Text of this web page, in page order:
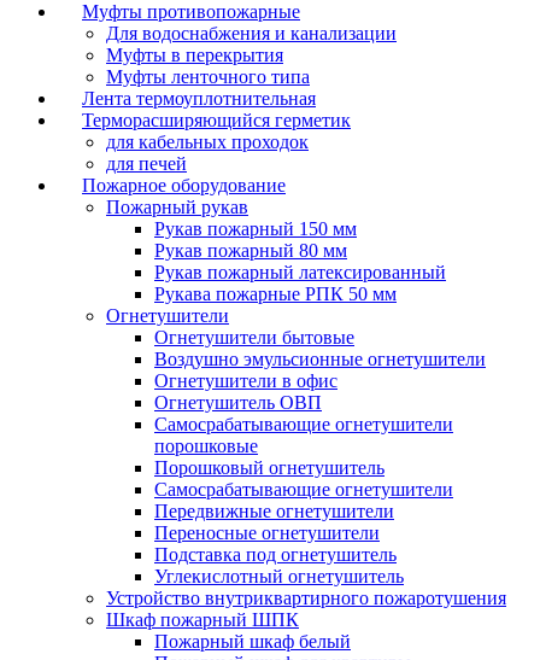
Муфты противопожарные
Для водоснабжения и канализации
Муфты в перекрытия
Муфты ленточного типа
Лента термоуплотнительная
Терморасширяющийся герметик
для кабельных проходок
для печей
Пожарное оборудование
Пожарный рукав
Рукав пожарный 150 мм
Рукав пожарный 80 мм
Рукав пожарный латексированный
Рукава пожарные РПК 50 мм
Огнетушители
Огнетушители бытовые
Воздушно эмульсионные огнетушители
Огнетушители в офис
Огнетушитель ОВП
Самосрабатывающие огнетушители
порошковые
Порошковый огнетушитель
Самосрабатывающие огнетушители
Передвижные огнетушители
Переносные огнетушители
Подставка под огнетушитель
Углекислотный огнетушитель
Устройство внутриквартирного пожаротушения
Шкаф пожарный ШПК
Пожарный шкаф белый